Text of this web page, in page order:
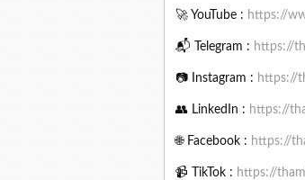
🚀 YouTube : https://
📬 Telegram : https://
📷 Instagram : https://
👥 LinkedIn : https://
🌐 Facebook : https://
📹 TikTok : https://